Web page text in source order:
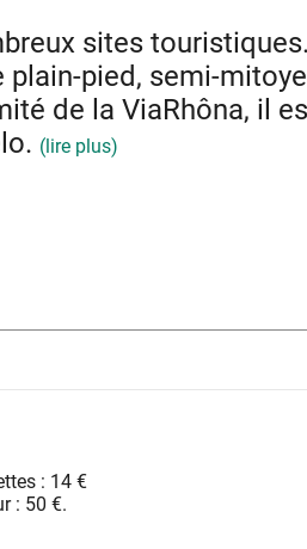
sites touristiques.
plain-pied, semi-
de la ViaRhôna, il
(lire plus)
par la terrasse. Jardin clos et
plaisance...), proche des Gorges
: 14 €
: 50 €.